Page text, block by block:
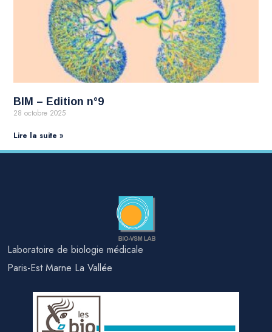
BIM – Edition n°9
28 octobre 2025
Lire la suite »
Laboratoire de biologie médicale
Paris-Est Marne La Vallée